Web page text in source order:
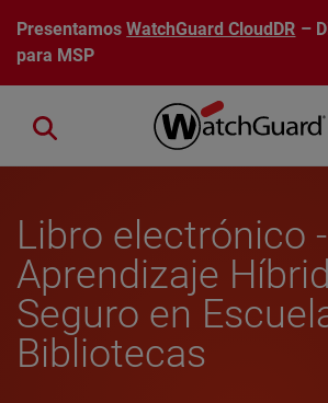
Pasar al contenido principal
PresentamosWatchGuard CloudDR –
para MSP
Close search
Libro electrónico -
Aprendizaje
Seguro en
Bibliotecas